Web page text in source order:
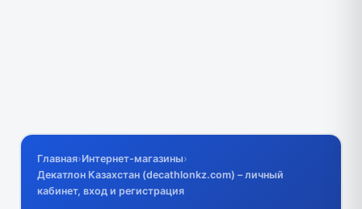
Главная›Интернет-магазины›
Декатлон Казахстан (decathlonkz.com) – личный
кабинет, вход и регистрация